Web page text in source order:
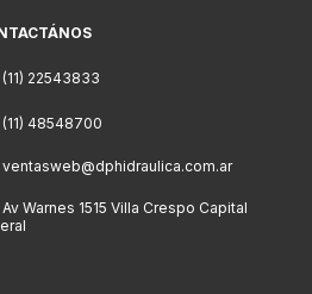
(11) 48548700
ventasweb@dphidraulica.com.ar
Av Warnes 1515 Villa Crespo Capital